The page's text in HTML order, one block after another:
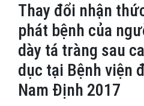
Thay đổi nhận
phát bệnh của
dày tá tràng sau
dục tại Bệnh viện
Nam Định 2017